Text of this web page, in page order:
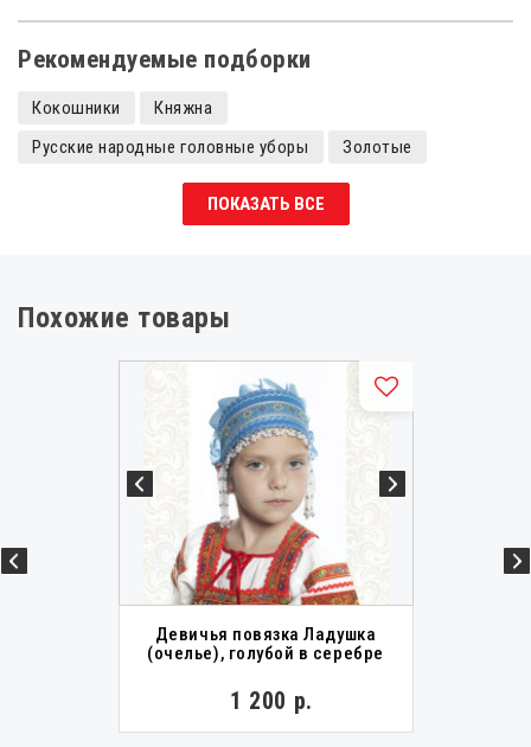
Рекомендуемые подборки
Кокошники
Княжна
Русские народные головные уборы
Золотые
Кокошники с камнями
ПОКАЗАТЬ ВСЕ
Похожие товары
Девичья повязка Ладушка
(очелье), голубой в серебре
1 200 р.